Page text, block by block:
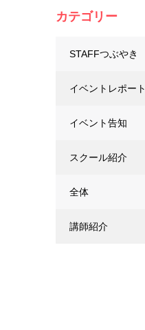
カテゴリー
STAFFつぶやき
イベントレポート
イベント告知
スクール紹介
全体
講師紹介